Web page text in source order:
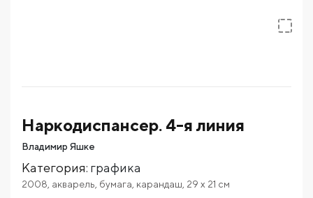
Наркодиспансер. 4-я линия
Владимир Яшке
Категория: графика
2008 акварель бумага карандаш 29 x 21 см